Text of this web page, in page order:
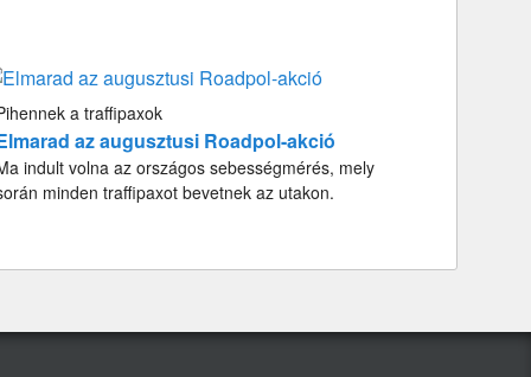
a traffipaxok
az augusztusi Roadpol-akció
indult volna az országos sebességmérés, mely
minden traffipaxot bevetnek az utakon.